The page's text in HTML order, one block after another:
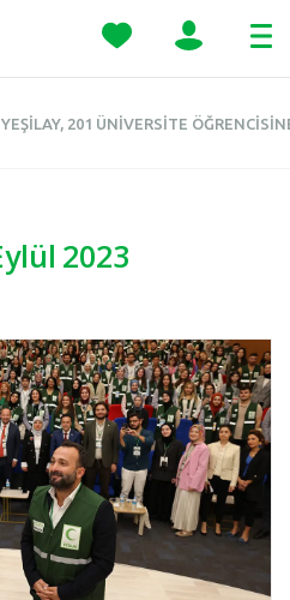
YEŞILAY, 201 ÜNIVERSITE
2023